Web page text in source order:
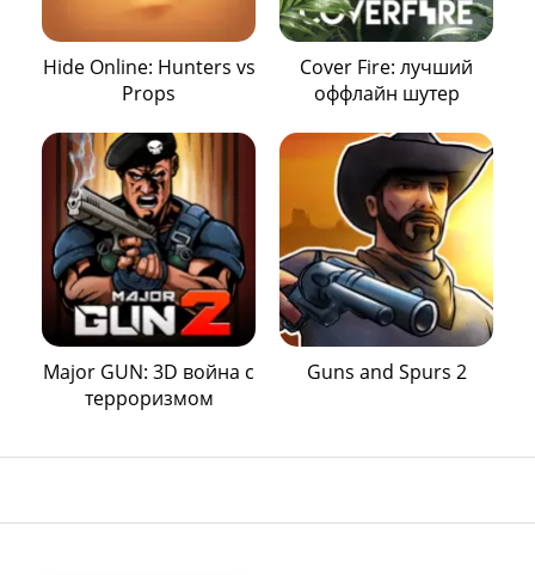
Hide Online: Hunters vs
Props
Cover Fire: лучший
оффлайн шутер
Major GUN: 3D война с
терроризмом
Guns and Spurs 2